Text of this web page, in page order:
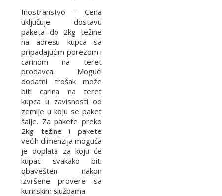
Inostranstvo - Cena
uključuje dostavu
paketa do 2kg težine
na adresu kupca sa
pripadajućim porezom i
carinom na teret
prodavca. Mogući
dodatni trošak može
biti carina na teret
kupca u zavisnosti od
zemlje u koju se paket
šalje. Za pakete preko
2kg težine i pakete
većih dimenzija moguća
je doplata za koju će
kupac svakako biti
obavešten nakon
izvršene provere sa
kurirskim službama.